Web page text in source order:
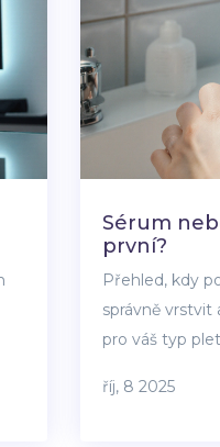
Sérum
první?
Přehled, kdy
správně vrstvit
pro váš typ
říj, 8 2025